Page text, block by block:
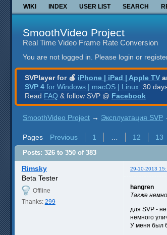
WIKI INDEX USER LIST SEARCH
SmoothVideo Project
Real Time Video Frame Rate Conversion
You are not logged in. Please login or
SVPlayer for 🍎 iPhone | iPad | Apple TV
SVP 4 for Windows | macOS | Linux: 30
Read FAQ & follow SVP @ Facebook
SmoothVideo Project → Эксплуатация SVP
Pages Previous 1 12 13
Posts: 326 to 350 of 383
Rimsky 29-10-2013
Beta Tester
Offline
Thanks: 299
hangren
Также
для SVP -
немного
У меня был